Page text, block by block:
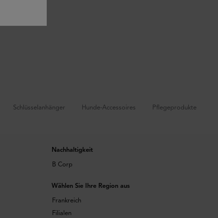
Schlüsselanhänger Hunde-Accessoires Pflegeprodukte
Nachhaltigkeit
B Corp
Wählen Sie Ihre Region aus
Frankreich
Filialen